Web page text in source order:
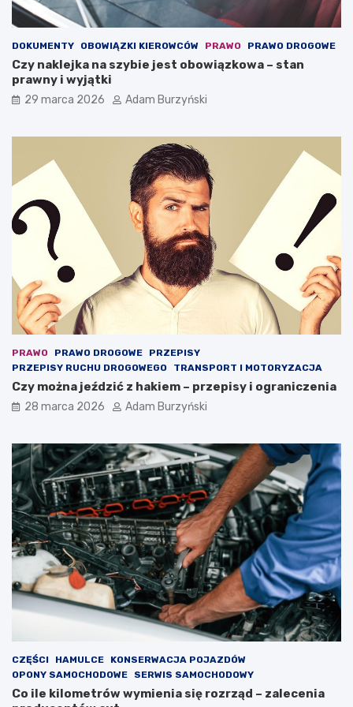
a
,
t
ó
r
a
c
r
o
ć
ż
y
c
i
e
o
w
ć
?
DOKUMENTY OBOWIĄZKI KIEROWCÓW PRAWO PRAWO DROGOWE
Czy naklejka na szybie jest obowiązkowa – stan
prawny i wyjątki
29 marca 2026 Adam Burzyński
PRAWO PRAWO DROGOWE
PRZEPISY
PRZEPISY RUCHU DROGOWEGO
TRANSPORT I MOTORYZACJA
Czy można jeździć z hakiem – przepisy i ograniczenia
28 marca 2026 Adam Burzyński
CZĘŚCI HAMULCE
KONSERWACJA POJAZDÓW
OPONY SAMOCHODOWE
SERWIS SAMOCHODOWY
Co ile kilometrów wymienia się rozrząd – zalecenia